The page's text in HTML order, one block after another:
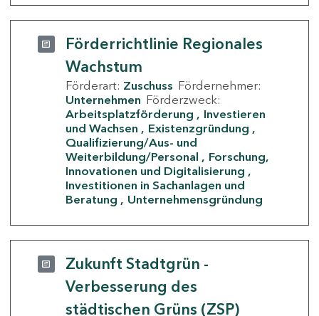
Förderrichtlinie Regionales
Wachstum
Förderart: Zuschuss Fördernehmer:
Unternehmen Förderzweck:
Arbeitsplatzförderung
Investieren
und Wachsen
Existenzgründung
Qualifizierung/Aus- und
Weiterbildung/Personal
Forschung,
Innovationen und Digitalisierung
Investitionen in Sachanlagen und
Beratung
Unternehmensgründung
Zukunft Stadtgrün -
Verbesserung des
städtischen Grüns (ZSP)